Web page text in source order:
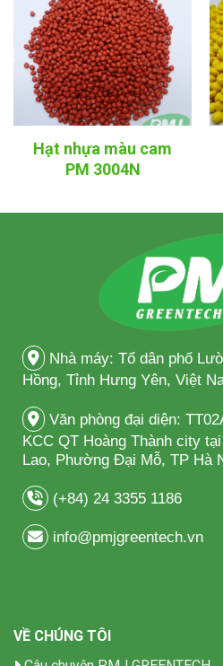
Hạt nhựa màu cam
PM 3004N
Nhà máy: Tổ dân phố
Hồng, Tỉnh Hưng Yên, Việt
Văn phòng đại diện:
KCC QT Hoàng Thành city
Lao, Phường Đại Mỗ, TP Hà
(+84) 24 3355 1186
info@pmjgreentech.vn
VỀ CHÚNG TÔI